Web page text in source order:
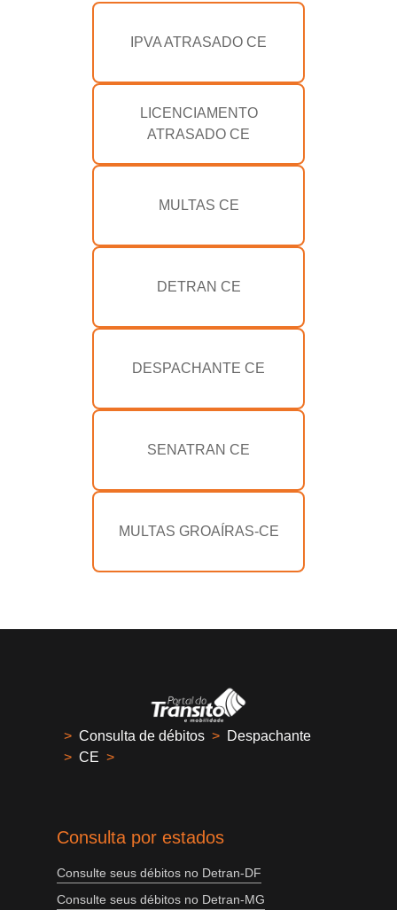
IPVA ATRASADO CE
LICENCIAMENTO
ATRASADO CE
MULTAS CE
DETRAN CE
DESPACHANTE CE
SENATRAN CE
MULTAS GROAÍRAS-CE
> Consulta de débitos > Despachante
> CE >
Consulta por estados
Consulte seus débitos no Detran-DF
Consulte seus débitos no Detran-MG